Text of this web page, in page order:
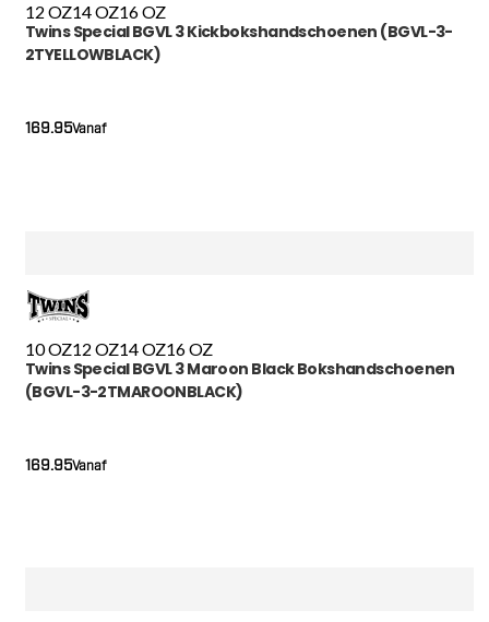
12 OZ14 OZ16 OZ
Twins Special BGVL 3 Kickbokshandschoenen (BGVL-3-
2TYELLOWBLACK)
Vanaf
169.95
10 OZ12 OZ14 OZ16 OZ
Twins Special BGVL 3 Maroon Black Bokshandschoenen
(BGVL-3-2TMAROONBLACK)
Vanaf
169.95